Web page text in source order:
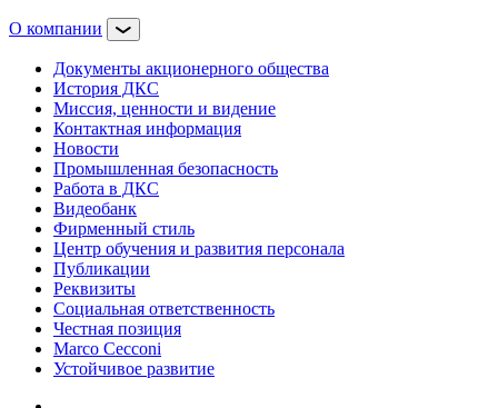
О компании
Документы акционерного общества
История ДКС
Миссия, ценности и видение
Контактная информация
Новости
Промышленная безопасность
Работа в ДКС
Видеобанк
Фирменный стиль
Центр обучения и развития персонала
Публикации
Реквизиты
Социальная ответственность
Честная позиция
Marco Cecconi
Устойчивое развитие